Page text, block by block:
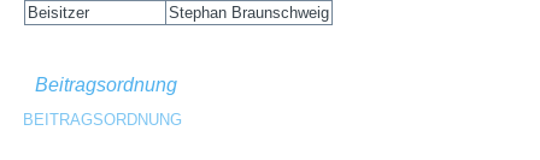
Beisitzer
Stephan Braunschweig
Beitragsordnung
BEITRAGSORDNUNG